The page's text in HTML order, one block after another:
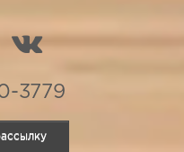
3779